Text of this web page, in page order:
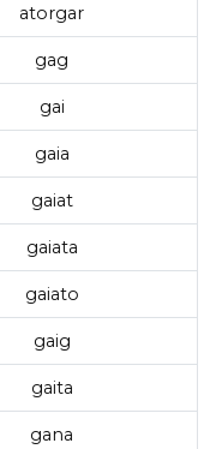
atorgar
gag
gai
gaia
gaiat
gaiata
gaiato
gaig
gaita
gana